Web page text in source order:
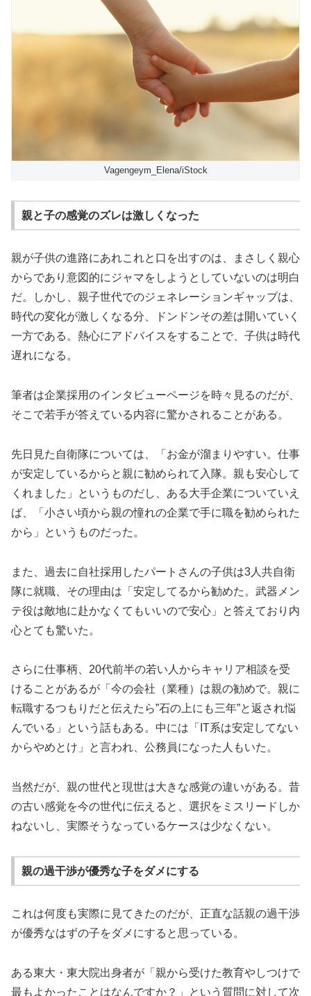
Vagengeym_Elena/iStock
親と子の感覚のズレは激しくなった
親が子供の進路にあれこれと口を出すのは、まさしく親心
からであり意図的にジャマをしようとしていないのは明白
だ。しかし、親子世代でのジェネレーションギャップは、
時代の変化が激しくなる分、ドンドンその差は開いていく
一方である。熱心にアドバイスをすることで、子供は時代
遅れになる。
筆者は企業採用のインタビューページを時々見るのだが、
そこで若手が答えている内容に驚かされることがある。
先日見た自衛隊については、「お金が溜まりやすい。仕事
が安定しているからと親に勧められて入隊。親も安心して
くれました」というものだし、ある大手企業についていえ
ば、「小さい頃から親の憧れの企業で手に職を勧められた
から」というものだった。
また、過去に自社採用したパートさんの子供は3人共自衛
隊に就職、その理由は「安定してるから勧めた。武器メン
テ役は敵地に赴かなくてもいいので安心」と答えており内
心とても驚いた。
さらに仕事柄、20代前半の若い人からキャリア相談を受
けることがあるが「今の会社（業種）は親の勧めで。親に
転職するつもりだと伝えたら”石の上にも三年”と返され悩
んでいる」という話もある。中には「IT系は安定してない
からやめとけ」と言われ、公務員になった人もいた。
当然だが、親の世代と現世は大きな感覚の違いがある。昔
の古い感覚を今の世代に伝えると、選択をミスリードしか
ねないし、実際そうなっているケースは少なくない。
親の過干渉が優秀な子をダメにする
これは何度も実際に見てきたのだが、正直な話親の過干渉
が優秀なはずの子をダメにすると思っている。
ある東大・東大院出身者が「親から受けた教育やしつけで
最もよかったことはなんですか？」という質問に対して次